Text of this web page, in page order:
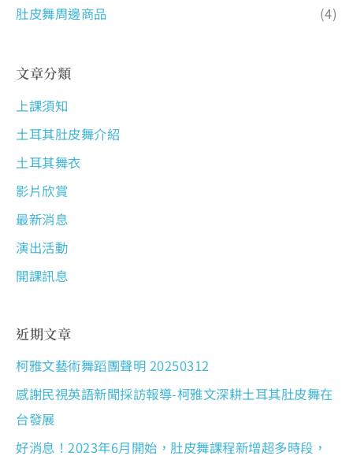
肚皮舞周邊商品
(4)
文章分類
上課須知
土耳其肚皮舞介紹
土耳其舞衣
影片欣賞
最新消息
演出活動
開課訊息
近期文章
柯雅文藝術舞蹈團聲明 20250312
感謝民視英語新聞採訪報導-柯雅文深耕土耳其肚皮舞在
台發展
好消息！2023年6月開始，肚皮舞課程新增超多時段，